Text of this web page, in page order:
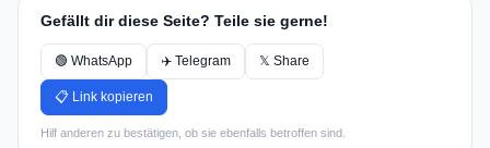
Gefällt dir diese Seite? Teile sie gerne!
🟢 WhatsApp ✈️ Telegram 𝕏 Share
📋 Link kopieren
Hilf anderen zu bestätigen, ob sie ebenfalls betroffen sind.